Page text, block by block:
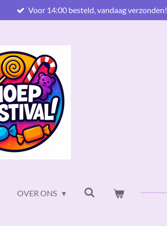
Voor 14:00 besteld, vandaag verzonden!
OVER ONS